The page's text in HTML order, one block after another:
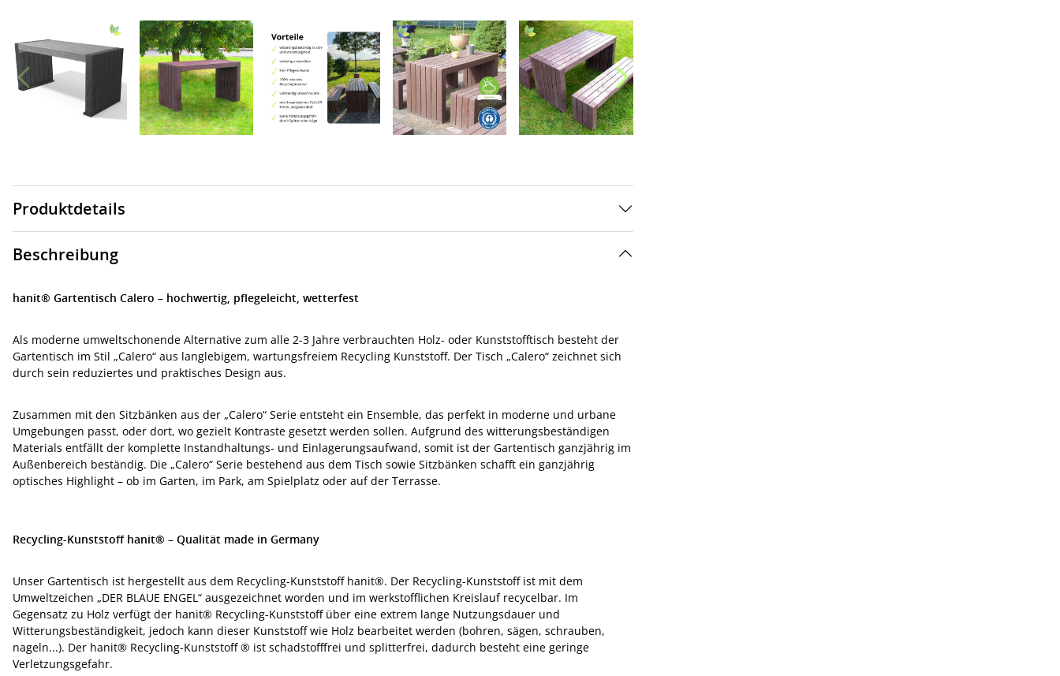
Produktdetails
Beschreibung
hanit® Gartentisch Calero – hochwertig, pflegeleicht, wetterfest
Als moderne umweltschonende Alternative zum alle 2-3 Jahre verbrauchten Holz- oder Kunststofftisch besteht der
Gartentisch im Stil „Calero“ aus langlebigem, wartungsfreiem Recycling Kunststoff. Der Tisch „Calero“ zeichnet sich
durch sein reduziertes und praktisches Design aus.
Zusammen mit den Sitzbänken aus der „Calero“ Serie entsteht ein Ensemble, das perfekt in moderne und urbane
Umgebungen passt, oder dort, wo gezielt Kontraste gesetzt werden sollen. Aufgrund des witterungsbeständigen
Materials entfällt der komplette Instandhaltungs- und Einlagerungsaufwand, somit ist der Gartentisch ganzjährig im
Außenbereich beständig. Die „Calero“ Serie bestehend aus dem Tisch sowie Sitzbänken schafft ein ganzjährig
optisches Highlight – ob im Garten, im Park, am Spielplatz oder auf der Terrasse.
Recycling-Kunststoff hanit® – Qualität made in Germany
Unser Gartentisch ist hergestellt aus dem Recycling-Kunststoff hanit®. Der Recycling-Kunststoff ist mit dem
Umweltzeichen „DER BLAUE ENGEL“ ausgezeichnet worden und im werkstofflichen Kreislauf recycelbar. Im
Gegensatz zu Holz verfügt der hanit® Recycling-Kunststoff über eine extrem lange Nutzungsdauer und
Witterungsbeständigkeit, jedoch kann dieser Kunststoff wie Holz bearbeitet werden (bohren, sägen, schrauben,
nageln...). Der hanit® Recycling-Kunststoff ® ist schadstofffrei und splitterfrei, dadurch besteht eine geringe
Verletzungsgefahr.